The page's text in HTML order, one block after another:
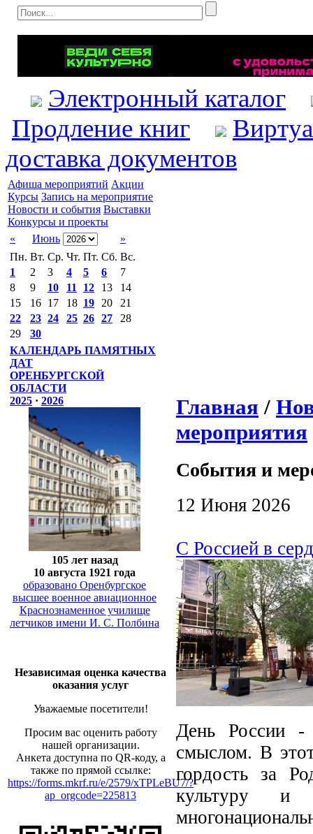
Электронный каталог
Продление книг
доставка документов
Афиша мероприятий Акции
Курсы Запись на мероприятие
Новости и события Выставки
Конкурсы и проекты
«
Июнь
»
Пн. Вт. Ср. Чт. Пт. Сб. Вс.
1
2 3 4 5 6
7
8
9 10 11 12 13
14
15
16 17 18 19 20
21
22
23 24 25 26 27
28
29
30
КАЛЕНДАРЬ ПАМЯТНЫХ
ДАТ
ОРЕНБУРГСКОЙ
ОБЛАСТИ
2025 · 2026
105 лет назад
10 августа 1921 года
образовано Оренбургское
высшее военное авиационное
Краснознаменное училище
летчиков имени И. С. Полбина
Независимая оценка качества
оказания услуг
Уважаемые посетители!
Просим вас оценить работу
нашей организации.
Анкета доступна по QR-коду, а
также по прямой ссылке:
https://forms.mkrf.ru/e/2579/xTPLeBU7/?
ap_orgcode=225813
Главная /
мероприятия
События и
12 Июня 2026
С Россией в
День России -
смыслом. В
гордость за
культуру и